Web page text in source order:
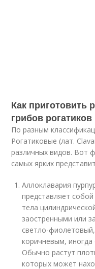
Как приготовить
грибов рогатиков
По разным
Рогатиковые (лат.
различных видов. Вот
самых ярких
Аллоклавария
представляет
тела
заостренными или
светло-
коричневым,
Обычно растут
которых может